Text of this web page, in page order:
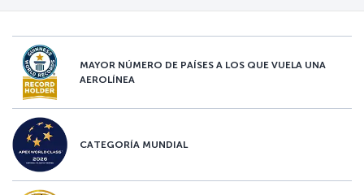
MAYOR NÚMERO DE PAÍSES A LOS QUE VUELA UNA
AEROLÍNEA
CATEGORÍA MUNDIAL